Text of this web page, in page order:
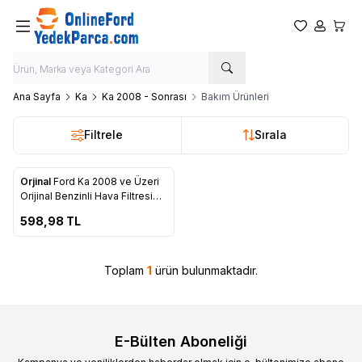
Favorilerim
Hesabım
Ana Sayfa Ka Ka 2008 - Sonrası Bakım Ürünleri
Filtrele Sırala
Favorilere Ekle
Orjinal Ford Ka 2008 ve Üzeri
Orijinal Benzinli Hava Filtresi
598,98 TL
Toplam 1 ürün bulunmaktadır.
E-Bülten Aboneliği